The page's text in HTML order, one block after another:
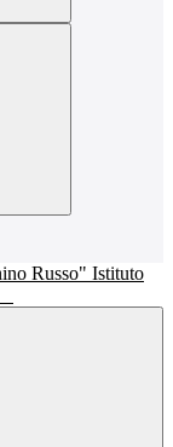
Istituto